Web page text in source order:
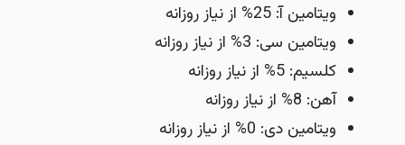
ویتامین آ: 25% از نیاز روزانه
ویتامین سی: 3% از نیاز روزانه
کلسیم: 5% از نیاز روزانه
آهن: 8% از نیاز روزانه
ویتامین دی: 0% از نیاز روزانه